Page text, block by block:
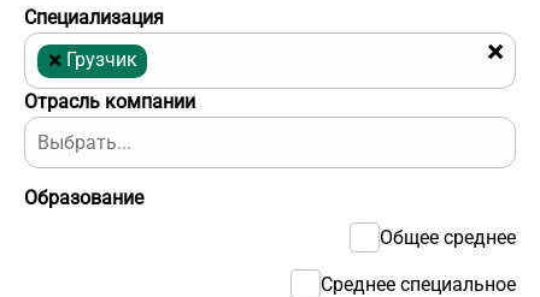
Отрасль компании
Образование
Общее среднее
Среднее специальное
Специализация
×
× Грузчик